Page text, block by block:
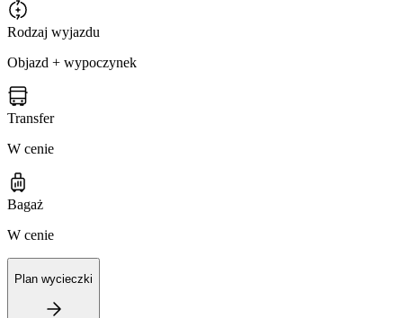
Rodzaj wyjazdu
Objazd + wypoczynek
Transfer
W cenie
Bagaż
W cenie
Plan wycieczki